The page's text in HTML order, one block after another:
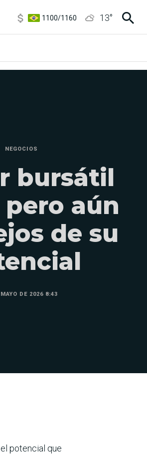
3,8/4
13°
NEGOCIOS
bursátil
pero aún
de su
DE 2026 8:43
potencial que